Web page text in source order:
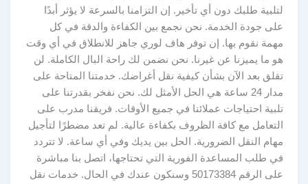
لتلبية طلبك دون أي تأخير. إن التزامنا بالسرعة لا يؤثر أبدًا
على جودة الخدمة. نحن نجمع بين الكفاءة والدقة في كل
مهمة نقوم بها. إن توفر هاف لوري جاهز للانطلاق في أي وقت
هو ما يميزنا عن غيرنا. نحن نضمن لك راحة البال الكاملة. لن
تقلق بعد الآن بشأن كيفية نقل أغراضك. خدمتنا المتاحة على
مدار 24 ساعة هي الحل الأمثل لك. نحن نفخر بقدرتنا على
تلبية احتياجات عملائنا في جميع الأوقات. فريقنا مدرب على
التعامل مع كافة الظروف بكفاءة عالية. لم تعد مضطرًا لتأجيل
مهام النقل الضرورية. الحل بين يديك وفي أي ساعة. لا تتردد
في طلب المساعدة الفورية التي تحتاجها، اتصل بنا مباشرة
على الرقم 50173384 وسنكون عندك في الحال. خدمات نقل